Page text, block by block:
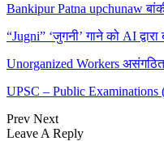
Bankipur Patna upchunaw
“Jugni” ‘जुगनी’ गाने को AI
Unorganized Workers
UPSC – Public
Prev Next
Leave A Reply